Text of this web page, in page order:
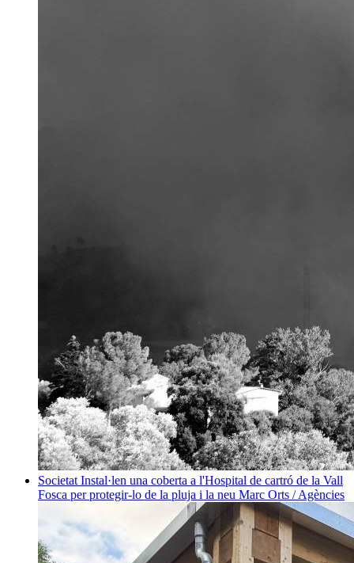
Societat Instal·len una coberta a l'Hospital de cartró de la Vall
Fosca per protegir-lo de la pluja i la neu Marc Orts / Agències